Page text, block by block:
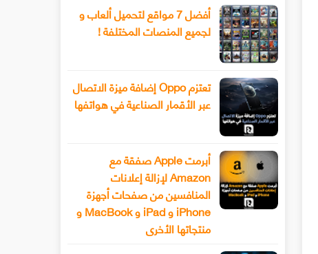
أفضل 7 مواقع لتحميل ألعاب و
لجميع المنصات المختلفة !
تعتزم Oppo إضافة ميزة الاتصال
عبر الأقمار الصناعية في هواتفها
أبرمت Apple صفقة مع
Amazon لإزالة إعلانات
المنافسين من صفحات أجهزة
iPhone و iPad و MacBook و
منتجاتها الأخرى